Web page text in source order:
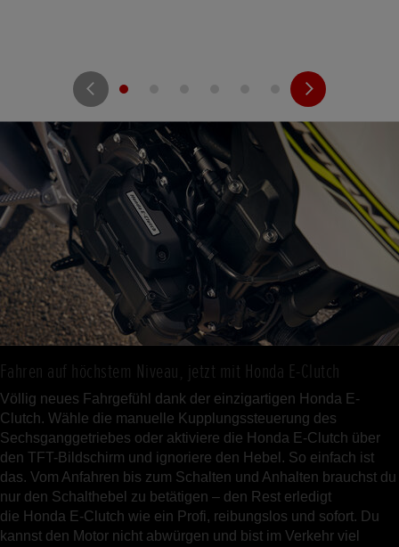
Fahren auf höchstem Niveau, jetzt mit Honda E-Clutch
Völlig neues Fahrgefühl dank der einzigartigen Honda E-
Clutch. Wähle die manuelle Kupplungssteuerung des
Sechsganggetriebes oder aktiviere die Honda E-Clutch über
den TFT-Bildschirm und ignoriere den Hebel. So einfach ist
das. Vom Anfahren bis zum Schalten und Anhalten brauchst du
nur den Schalthebel zu betätigen – den Rest erledigt
die Honda E-Clutch wie ein Profi, reibungslos und sofort. Du
kannst den Motor nicht abwürgen und bist im Verkehr viel